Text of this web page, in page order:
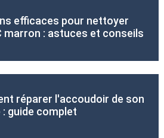
efficaces pour nettoyer
marron : astuces et conseils
réparer l'accoudoir de son
: guide complet